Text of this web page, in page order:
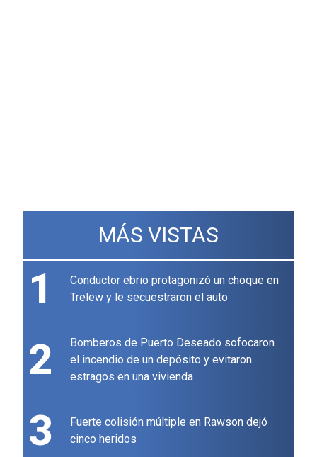
MÁS VISTAS
1
Conductor ebrio protagonizó un choque en
Trelew y le secuestraron el auto
2
Bomberos de Puerto Deseado sofocaron
el incendio de un depósito y evitaron
estragos en una vivienda
3
Fuerte colisión múltiple en Rawson dejó
cinco heridos